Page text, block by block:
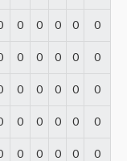
0 0 0 0 0
0 0 0 0 0
0 0 0 0 0
0 0 0 0 0
0 0 0 0 0